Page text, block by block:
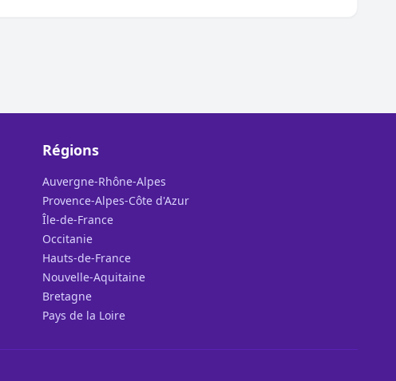
Régions
Auvergne-Rhône-Alpes
Provence-Alpes-Côte d'Azur
Île-de-France
Occitanie
Hauts-de-France
Nouvelle-Aquitaine
Bretagne
Pays de la Loire